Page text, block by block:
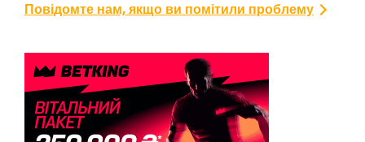
Повідомте нам, якщо ви помітили проблему